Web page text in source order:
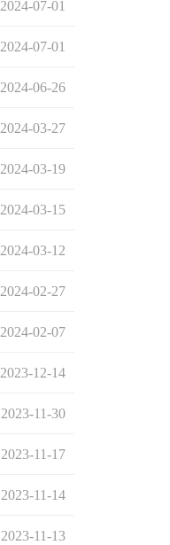
2024-07-01
2024-07-01
2024-06-26
2024-03-27
2024-03-19
2024-03-15
2024-03-12
2024-02-27
2024-02-07
2023-12-14
2023-11-30
2023-11-17
2023-11-14
2023-11-13